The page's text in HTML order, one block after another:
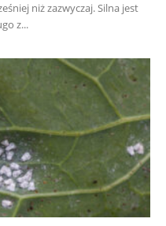
niż zazwyczaj. Silna jest
z...